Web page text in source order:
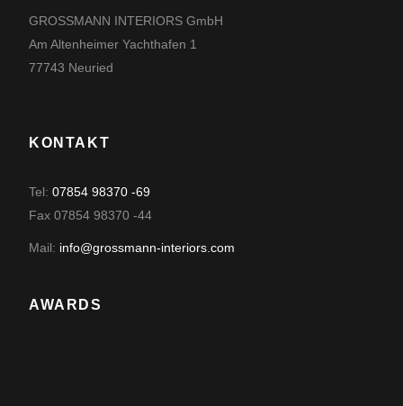
GROSSMANN INTERIORS GmbH
Am Altenheimer Yachthafen 1
77743 Neuried
KONTAKT
Tel: 07854 98370 -69
Fax 07854 98370 -44
Mail: info@grossmann-interiors.com
AWARDS